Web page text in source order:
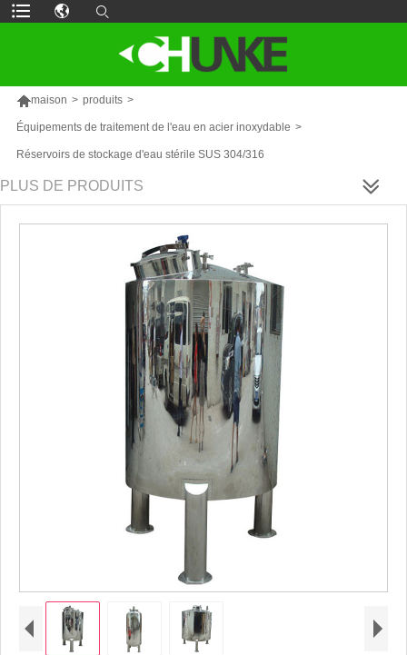
maison > produits >
Équipements de traitement de l'eau en acier inoxydable >
Réservoirs de stockage d'eau stérile SUS 304/316
PLUS DE PRODUITS